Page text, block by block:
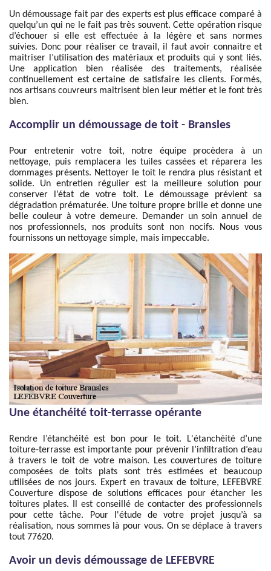
Un démoussage fait par des experts est plus efficace comparé à
quelqu’un qui ne le fait pas très souvent. Cette opération risque
d’échouer si elle est effectuée à la légère et sans normes
suivies. Donc pour réaliser ce travail, il faut avoir connaitre et
maitriser l’utilisation des matériaux et produits qui y sont liés.
Une application bien réalisée des traitements, réalisée
continuellement est certaine de satisfaire les clients. Formés,
nos artisans couvreurs maitrisent bien leur métier et le font très
bien.
Accomplir un démoussage de toit - Bransles
Pour entretenir votre toit, notre équipe procèdera à un
nettoyage, puis remplacera les tuiles cassées et réparera les
dommages présents. Nettoyer le toit le rendra plus résistant et
solide. Un entretien régulier est la meilleure solution pour
conserver l’état de votre toit. Le démoussage prévient sa
dégradation prématurée. Une toiture propre brille et donne une
belle couleur à votre demeure. Demander un soin annuel de
nos professionnels, nos produits sont non nocifs. Nous vous
fournissons un nettoyage simple, mais impeccable.
Une étanchéité toit-terrasse opérante
Rendre l’étanchéité est bon pour le toit. L'étanchéité d’une
toiture-terrasse est importante pour prévenir l’infiltration d’eau
à travers le toit de votre maison. Les couvertures de toiture
composées de toits plats sont très estimées et beaucoup
utilisées de nos jours. Expert en travaux de toiture, LEFEBVRE
Couverture dispose de solutions efficaces pour étancher les
toitures plates. Il est conseillé de contacter des professionnels
pour cette tâche. Pour l'étude de votre projet jusqu’à sa
réalisation, nous sommes là pour vous. On se déplace à travers
tout 77620.
Avoir un devis démoussage de LEFEBVRE